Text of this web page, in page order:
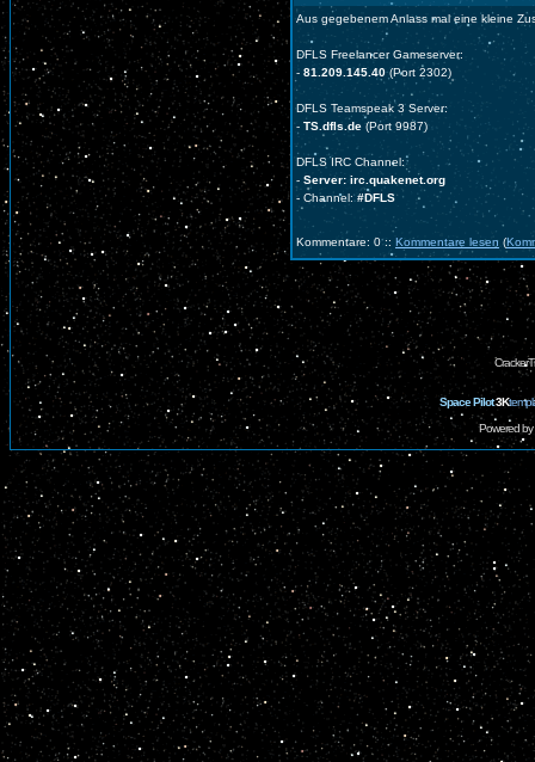
Aus gegebenem Anlass mal eine kleine
DFLS Freelancer Gameserver:
- 81.209.145.40(Port 2302)
DFLS Teamspeak 3 Server:
- TS.dfls.de (Port 9987)
DFLS IRC Channel:
- Server: irc.quakenet.org
- Channel:#DFLS
Kommentare: 0 :: Kommentare lesen (
Space Pilot3K
Powered by